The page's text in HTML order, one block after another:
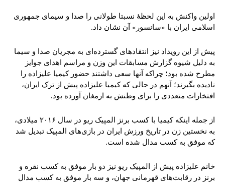
اولین واکنش به این لحظۀ نسبتا طولانی را صدا و سیمای جمهوری
اسلامی ایران با «سانسور» آن نشان داد.
پیش از این رویداد نیز انتقادهای گسترده‌ای به مجریان صدا و سیما
به دلیل شیوه گزارش مسابقات این وزن و مراسم اهدای جوایز
مطرح شده بود؛ چراکه آنها سعی داشتند حضور کیمیا علیزاده را
نادیده بگیرند؛ آنهم در حالی که کیمیا علیزاده پیش از ترک ایران،
افتخارات متعددی را برای وطنش به ارمغان آورده بود.
از جمله اینکه کیمیا با کسب برنز المپیک ریو در سال ۲۰۱۶ میلادی،
به نخستین زن در تاریخ ورزش ایران در بازی‌های المپیک تبدیل شد
که موفق به کسب مدال شده‌ است.
خانم علیزاده پیش از المپیک ریو نیز دو بار موفق به کسب نقره و
برنز در رقابت‌های قهرمانی جهان، و سه بار موفق به کسب مدال